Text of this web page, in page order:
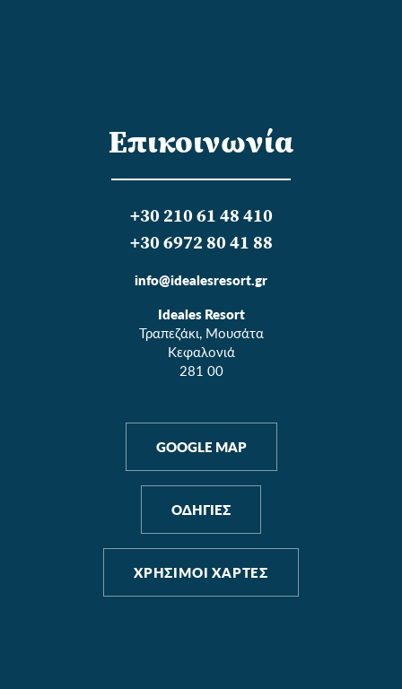
Eπικοινωνία
+30 210 61 48 410
+30 6972 80 41 88
info@idealesresort.gr
Ideales Resort
Τραπεζάκι, Μουσάτα
Κεφαλονιά
281 00
GOOGLE MAP
ΟΔΗΓΙΕΣ
ΧΡΗΣΙΜΟΙ ΧΑΡΤΕΣ